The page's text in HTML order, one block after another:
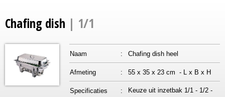
Chafing dish | 1/1
Naam : Chafing dish heel
Afmeting : 55 x 35 x 23 cm - L x B x H
Specificaties :
Keuze uit inzetbak 1/1 - 1/2 -